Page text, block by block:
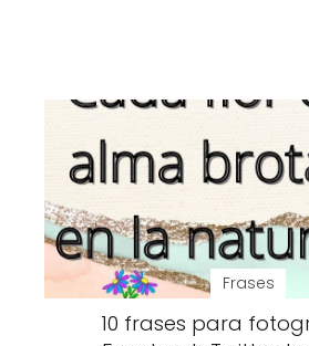
Frases
10 frases para